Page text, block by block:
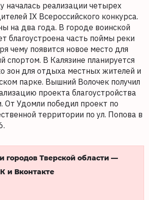
началась реализации четырех
IX Всероссийского конкурса.
на два года. В городе воинской
благоустроена часть поймы реки
чему появится новое место для
спортом. В Калязине планируется
зон для отдыха местных жителей и
парке. Вышний Волочек получил
проекта благоустройства
От Удомли победил проект по
территории по ул. Попова в
городов Тверской области —
и Вконтакте